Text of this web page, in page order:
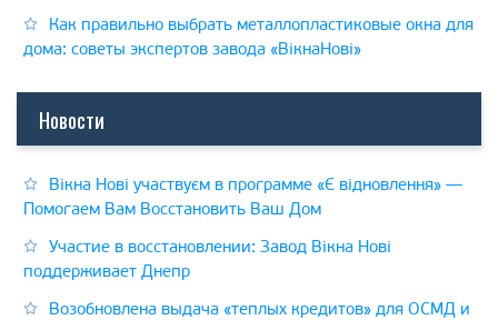
Как правильно выбрать металлопластиковые окна для
дома: советы экспертов завода «ВікнаНові»
Новости
Вікна Нові участвуєм в программе «Є відновлення» —
Помогаем Вам Восстановить Ваш Дом
Участие в восстановлении: Завод Вікна Нові
поддерживает Днепр
Возобновлена выдача «теплых кредитов» для ОСМД и